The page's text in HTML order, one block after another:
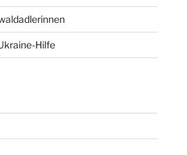
Hilfe